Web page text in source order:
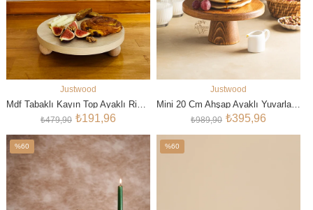
SEPETE EKLE
Justwood
Mdf Tabaklı Kayın Top Ayaklı Risus 25 Cm Yuvarlak Pasta Sunum Servis Tabağı
₺191,96
₺479,90
SEPETE EKLE
Justwood
Mini 20 Cm Ahşap Ayaklı Yuvarlak Pasta Kurabiye Sunum Servis Tabağı
₺395,96
₺989,90
%60
İndirim
%60İndirim
%60